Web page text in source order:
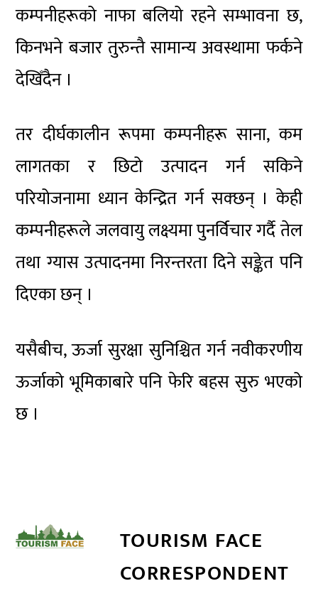
कम्पनीहरूको नाफा बलियो रहने सम्भावना छ,
किनभने बजार तुरुन्तै सामान्य अवस्थामा फर्कने
देखिँदैन ।
तर दीर्घकालीन रूपमा कम्पनीहरू साना, कम
लागतका र छिटो उत्पादन गर्न सकिने
परियोजनामा ध्यान केन्द्रित गर्न सक्छन् । केही
कम्पनीहरूले जलवायु लक्ष्यमा पुनर्विचार गर्दै तेल
तथा ग्यास उत्पादनमा निरन्तरता दिने सङ्केत पनि
दिएका छन् ।
यसैबीच, ऊर्जा सुरक्षा सुनिश्चित गर्न नवीकरणीय
ऊर्जाको भूमिकाबारे पनि फेरि बहस सुरु भएको
छ ।
TOURISM FACE
CORRESPONDENT